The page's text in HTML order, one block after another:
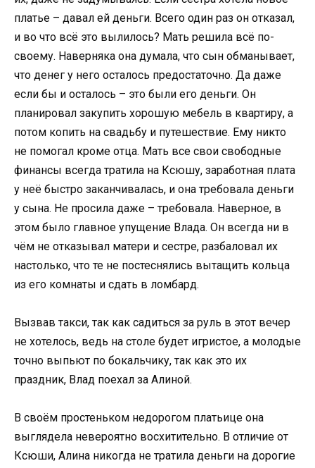
платье – давал ей деньги. Всего один раз он отказал,
и во что всё это вылилось? Мать решила всё по-
своему. Наверняка она думала, что сын обманывает,
что денег у него осталось предостаточно. Да даже
если бы и осталось – это были его деньги. Он
планировал закупить хорошую мебель в квартиру, а
потом копить на свадьбу и путешествие. Ему никто
не помогал кроме отца. Мать все свои свободные
финансы всегда тратила на Ксюшу, заработная плата
у неё быстро заканчивалась, и она требовала деньги
у сына. Не просила даже – требовала. Наверное, в
этом было главное упущение Влада. Он всегда ни в
чём не отказывал матери и сестре, разбаловал их
настолько, что те не постеснялись вытащить кольца
из его комнаты и сдать в ломбард.
Вызвав такси, так как садиться за руль в этот вечер
не хотелось, ведь на столе будет игристое, а молодые
точно выпьют по бокальчику, так как это их
праздник, Влад поехал за Алиной.
В своём простеньком недорогом платьице она
выглядела невероятно восхитительно. В отличие от
Ксюши, Алина никогда не тратила деньги на дорогие